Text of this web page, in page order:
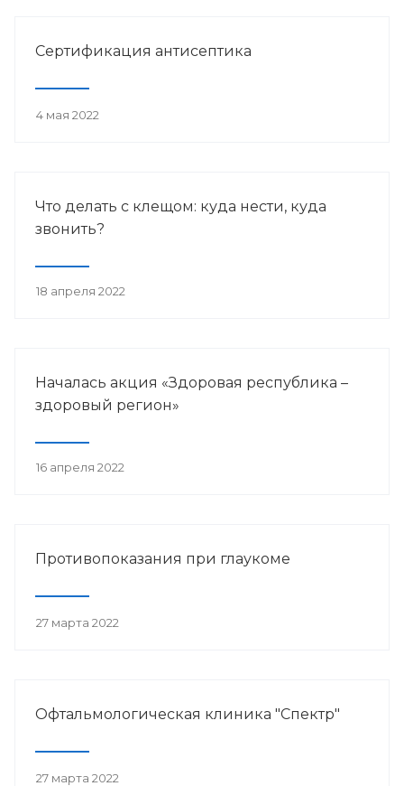
Сертификация антисептика
4 мая 2022
Что делать с клещом: куда нести, куда
звонить?
18 апреля 2022
Началась акция «Здоровая республика –
здоровый регион»
16 апреля 2022
Противопоказания при глаукоме
27 марта 2022
Офтальмологическая клиника "Спектр"
27 марта 2022